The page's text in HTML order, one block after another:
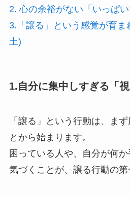
2. 心の余裕がない「いっぱ
3.「譲る」という感覚が育
土)
1.自分に集中しすぎる「視
「譲る」という行動は、ま
とから始まります。
困っている人や、自分が何
気づくことが、譲る行動の第